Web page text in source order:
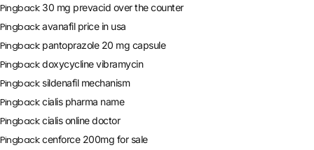
Pingback: 30 mg prevacid over the counter
Pingback:avanafil price in usa
Pingback: pantoprazole 20 mg capsule
Pingback:doxycycline vibramycin
Pingback: sildenafil mechanism
Pingback:cialis pharma name
Pingback:cialis online doctor
Pingback:cenforce 200mg for sale